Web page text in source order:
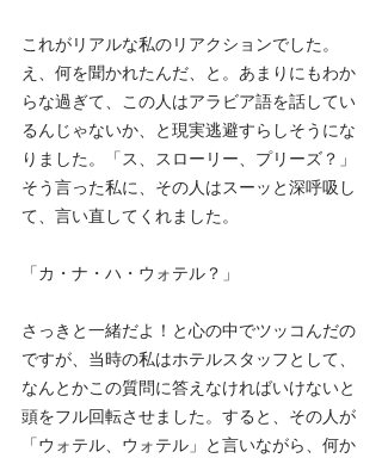
これがリアルな私のリアクションでした。
え、何を聞かれたんだ、と。あまりにもわか
らな過ぎて、この人はアラビア語を話してい
るんじゃないか、と現実逃避すらしそうにな
りました。「ス、スローリー、プリーズ？」
そう言った私に、その人はスーッと深呼吸し
て、言い直してくれました。
「カ・ナ・ハ・ウォテル？」
さっきと一緒だよ！と心の中でツッコんだの
ですが、当時の私はホテルスタッフとして、
なんとかこの質問に答えなければいけないと
頭をフル回転させました。すると、その人が
「ウォテル、ウォテル」と言いながら、何か